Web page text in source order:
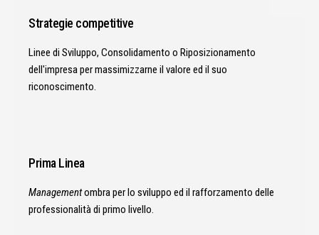
Strategie competitive
Linee di Sviluppo, Consolidamento o Riposizionamento
dell'impresa per massimizzarne il valore ed il suo
riconoscimento.
Prima Linea
Managementombra per lo sviluppo ed il rafforzamento delle
professionalità di primo livello.